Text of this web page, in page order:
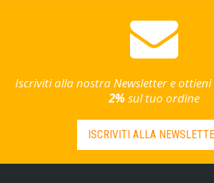
Iscriviti alla nostra Newsletter e
2% sul tuo ordine
ISCRIVITI ALLA